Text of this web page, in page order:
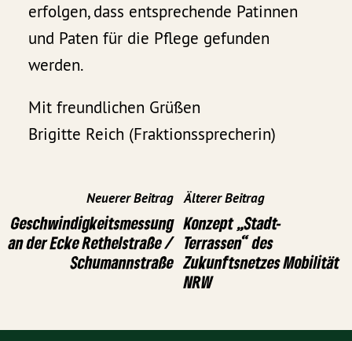
erfolgen, dass entsprechende Patinnen
und Paten für die Pflege gefunden
werden.
Mit freundlichen Grüßen
Brigitte Reich (Fraktionssprecherin)
Neuerer Beitrag
Geschwindigkeitsmessung
an der Ecke Rethelstraße /
Schumannstraße
Älterer Beitrag
Konzept „Stadt-
Terrassen“ des
Zukunftsnetzes Mobilität
NRW